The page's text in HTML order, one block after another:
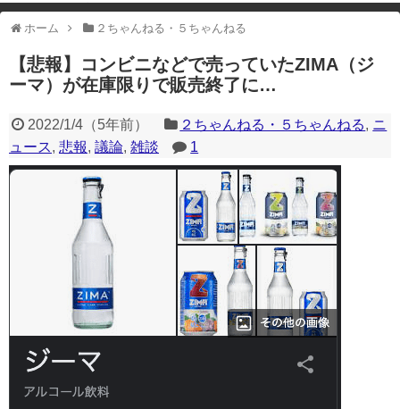
イオンモール熊本の爆発、ガス管に残っていたLPガスが漏れたことが原因か 経産省が全国の大規模施設でガス供給設備の点検要請
一部のコンテンツが表示されなくなったり、サイト全体のレイアウトが崩れ
たりする場合があります。
ホーム ２ちゃんねる・５ちゃんねる
【悲報】コンビニなどで売っていたZIMA（ジ
ーマ）が在庫限りで販売終了に…
2022/1/4（5年前） ２ちゃんねる・５ちゃんねる, ニ
ュース, 悲報, 議論, 雑談 1